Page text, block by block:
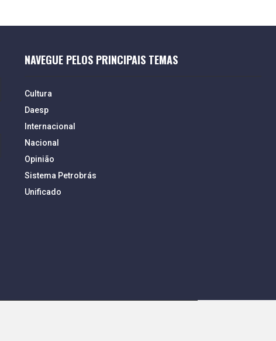
NAVEGUE PELOS PRINCIPAIS TEMAS
Cultura
Daesp
Internacional
Nacional
Opinião
Sistema Petrobrás
Unificado